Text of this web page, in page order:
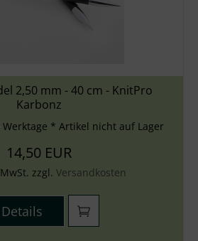
2,50 mm - 40 cm - KnitPro
Karbonz
Werktage * Artikel nicht auf Lager
14,50 EUR
zzgl. Versandkosten
Details